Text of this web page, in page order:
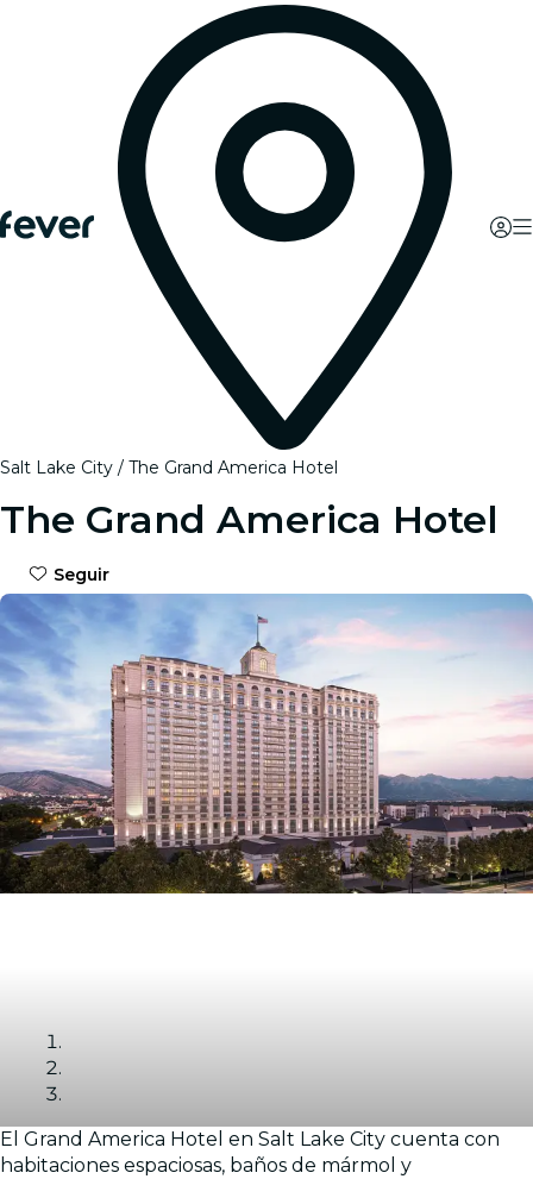
Salt Lake City The Grand America Hotel
The Grand America Hotel
Seguir
Galería
El Grand America Hotel en Salt Lake City cuenta con
habitaciones espaciosas, baños de mármol y